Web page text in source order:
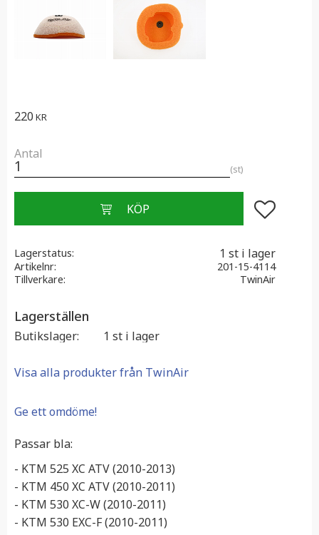
220 KR
Antal
st
Lägg till i
Lagerstatus 1 st i lager
Artikelnr
201-15-4114
Tillverkare
TwinAir
Lagerställen
Butikslager 1 st i lager
Visa alla produkter från TwinAir
Ge ett omdöme!
Passar bla:
- KTM 525 XC ATV (2010-2013)
- KTM 450 XC ATV (2010-2011)
- KTM 530 XC-W (2010-2011)
- KTM 530 EXC-F (2010-2011)